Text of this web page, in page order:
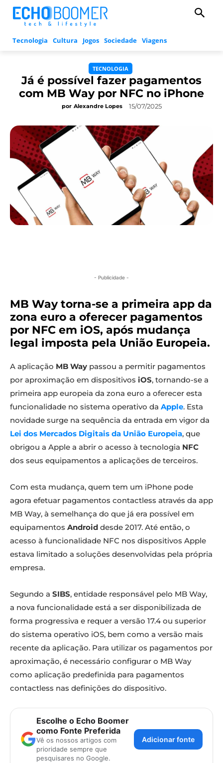
Tecnologia Cultura Jogos Sociedade Viagens
TECNOLOGIA
Já é possível fazer pagamentos
com MB Way por NFC no iPhone
por Alexandre Lopes 15/07/2025
- Publicidade -
MB Way torna-se a primeira app da
zona euro a oferecer pagamentos
por NFC em iOS, após mudança
legal imposta pela União Europeia.
A aplicação MB Way passou a permitir pagamentos
por aproximação em dispositivos iOS, tornando-se a
primeira app europeia da zona euro a oferecer esta
funcionalidade no sistema operativo da Apple. Esta
novidade surge na sequência da entrada em vigor da
Lei dos Mercados Digitais da União Europeia, que
obrigou a Apple a abrir o acesso à tecnologia NFC
dos seus equipamentos a aplicações de terceiros.
Com esta mudança, quem tem um iPhone pode
agora efetuar pagamentos contactless através da app
MB Way, à semelhança do que já era possível em
equipamentos Android desde 2017. Até então, o
acesso à funcionalidade NFC nos dispositivos Apple
estava limitado a soluções desenvolvidas pela própria
empresa.
Segundo a SIBS, entidade responsável pelo MB Way,
a nova funcionalidade está a ser disponibilizada de
forma progressiva e requer a versão 17.4 ou superior
do sistema operativo iOS, bem como a versão mais
recente da aplicação. Para utilizar os pagamentos por
aproximação, é necessário configurar o MB Way
como aplicação predefinida para pagamentos
contactless nas definições do dispositivo.
Escolhe o Echo Boomer
como Fonte Preferida
Vê os nossos artigos com
prioridade sempre que
pesquisares no Google.
Adicionar fonte